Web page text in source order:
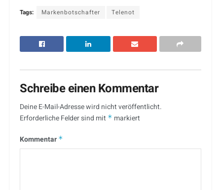
Tags: Markenbotschafter Telenot
Schreibe einen Kommentar
Deine E-Mail-Adresse wird nicht veröffentlicht.
Erforderliche Felder sind mit * markiert
Kommentar *